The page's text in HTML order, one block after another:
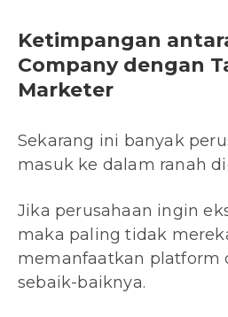
Ketimpangan
Company dengan
Marketer
Sekarang ini banyak
masuk ke dalam ranah
Jika perusahaan ingin
maka paling tidak
memanfaatkan platform
sebaik-baiknya.